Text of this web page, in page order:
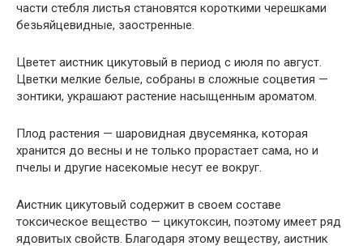
части стебля листья становятся короткими черешками
безьяйцевидные, заостренные.
Цветет аистник цикутовый в период с июля по август.
Цветки мелкие белые, собраны в сложные соцветия —
зонтики, украшают растение насыщенным ароматом.
Плод растения — шаровидная двусемянка, которая
хранится до весны и не только прорастает сама, но и
пчелы и другие насекомые несут ее вокруг.
Аистник цикутовый содержит в своем составе
токсическое вещество — цикутоксин, поэтому имеет ряд
ядовитых свойств. Благодаря этому веществу, аистник